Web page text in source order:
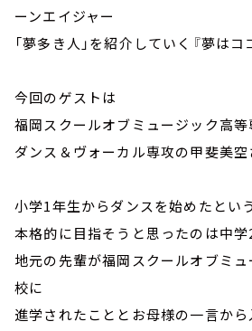
ーンエイジャー
「夢多き人」を紹介していく『夢はコ
今回のゲストは
福岡スクールオブミュージック高
ダンス＆ヴォーカル専攻の甲斐美空
小学1年生からダンスを始めたとい
本格的に目指そうと思ったのは中学
地元の先輩が福岡スクールオブミ
校に
進学されたこととお母様の一言か